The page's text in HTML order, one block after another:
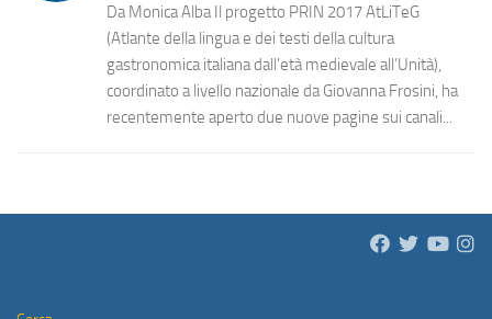
Da Monica Alba Il progetto PRIN 2017 AtLiTeG
(Atlante della lingua e dei testi della cultura
gastronomica italiana dall’età medievale all’Unità),
coordinato a livello nazionale da Giovanna Frosini, ha
recentemente aperto due nuove pagine sui canali...